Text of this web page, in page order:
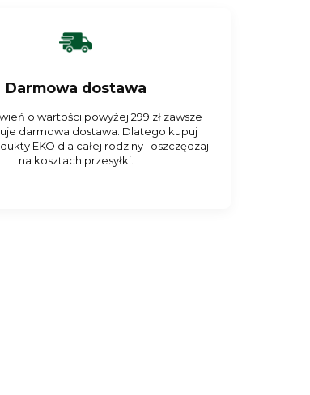
Darmowa dostawa
o wartości powyżej 299 zł zawsze
darmowa dostawa. Dlatego kupuj
EKO dla całej rodziny i oszczędzaj
na kosztach przesyłki.